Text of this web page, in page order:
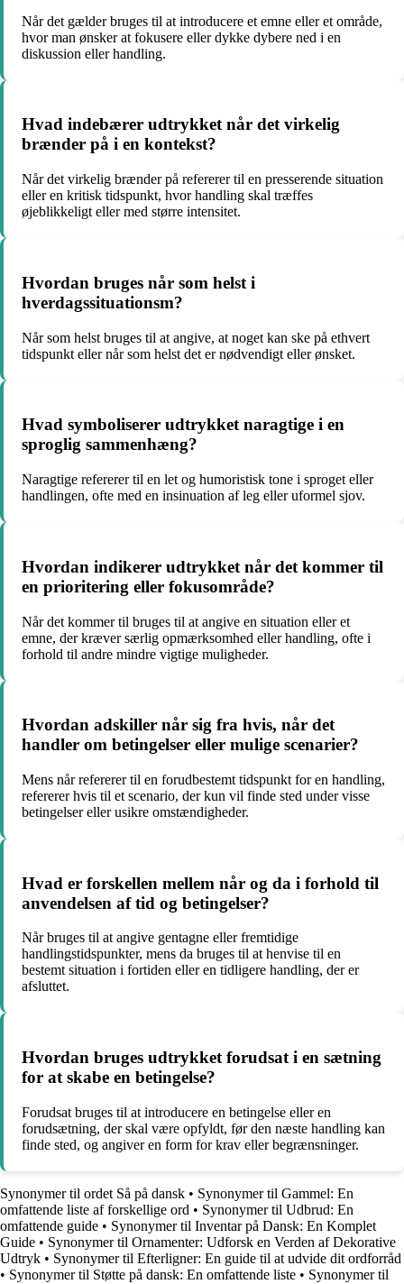
Når det gælder bruges til at introducere et emne eller et område,
hvor man ønsker at fokusere eller dykke dybere ned i en
diskussion eller handling.
Hvad indebærer udtrykket når det virkelig
brænder på i en kontekst?
Når det virkelig brænder på refererer til en presserende situation
eller en kritisk tidspunkt, hvor handling skal træffes
øjeblikkeligt eller med større intensitet.
Hvordan bruges når som helst i
hverdagssituationsm?
Når som helst bruges til at angive, at noget kan ske på ethvert
tidspunkt eller når som helst det er nødvendigt eller ønsket.
Hvad symboliserer udtrykket naragtige i en
sproglig sammenhæng?
Naragtige refererer til en let og humoristisk tone i sproget eller
handlingen, ofte med en insinuation af leg eller uformel sjov.
Hvordan indikerer udtrykket når det kommer til
en prioritering eller fokusområde?
Når det kommer til bruges til at angive en situation eller et
emne, der kræver særlig opmærksomhed eller handling, ofte i
forhold til andre mindre vigtige muligheder.
Hvordan adskiller når sig fra hvis, når det
handler om betingelser eller mulige scenarier?
Mens når refererer til en forudbestemt tidspunkt for en handling,
refererer hvis til et scenario, der kun vil finde sted under visse
betingelser eller usikre omstændigheder.
Hvad er forskellen mellem når og da i forhold til
anvendelsen af tid og betingelser?
Når bruges til at angive gentagne eller fremtidige
handlingstidspunkter, mens da bruges til at henvise til en
bestemt situation i fortiden eller en tidligere handling, der er
afsluttet.
Hvordan bruges udtrykket forudsat i en sætning
for at skabe en betingelse?
Forudsat bruges til at introducere en betingelse eller en
forudsætning, der skal være opfyldt, før den næste handling kan
finde sted, og angiver en form for krav eller begrænsninger.
Synonymer til ordet Så på dansk • Synonymer til Gammel: En
omfattende liste af forskellige ord • Synonymer til Udbrud: En
omfattende guide • Synonymer til Inventar på Dansk: En Komplet
Guide • Synonymer til Ornamenter: Udforsk en Verden af Dekorative
Udtryk • Synonymer til Efterligner: En guide til at udvide dit ordforråd
• Synonymer til Støtte på dansk: En omfattende liste • Synonymer til